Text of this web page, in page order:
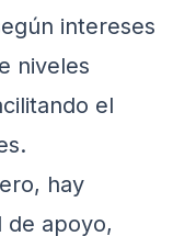
intereses
niveles
el
hay
de apoyo,